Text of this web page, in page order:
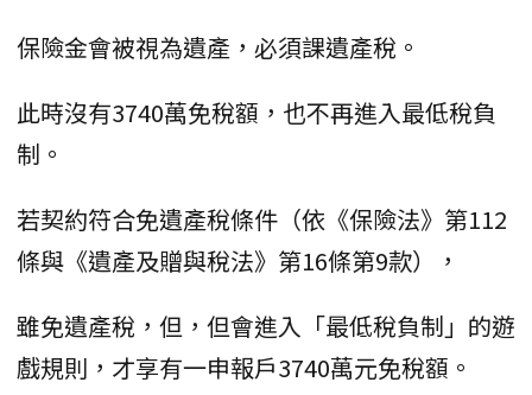
保險金會被視為遺產，必須課遺產稅。
此時沒有3740萬免稅額，也不再進入最低稅負
制。
若契約符合免遺產稅條件（依《保險法》第112
條與《遺產及贈與稅法》第16條第9款），
雖免遺產稅，但，但會進入「最低稅負制」的遊
戲規則，才享有一申報戶3740萬元免稅額。